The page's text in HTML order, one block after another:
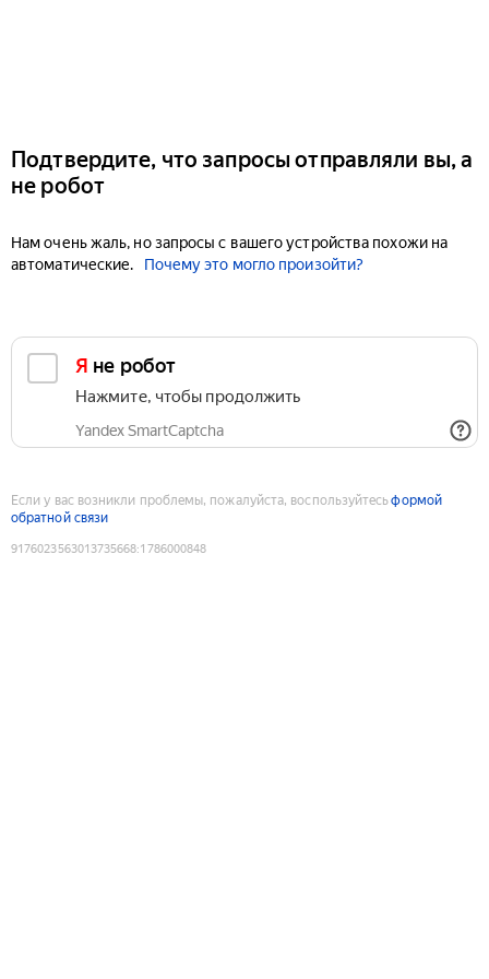
Подтвердите, что запросы отправляли вы, а
не робот
Нам очень жаль, но запросы с вашего устройства похожи на
автоматические.
Почему это могло произойти?
Я не робот
Нажмите, чтобы продолжить
Yandex SmartCaptcha
Если у вас возникли проблемы, пожалуйста, воспользуйтесьформой
обратной связи
9176023563013735668:1786000848